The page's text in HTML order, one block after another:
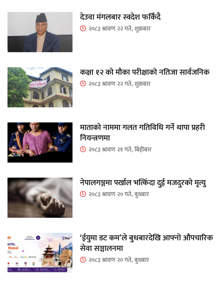
देउवा मंगलबार स्वदेश फर्किंदै
२०८३ श्रावण २२ गते, शुक्रबार
कक्षा १२ को मौका परीक्षाको नतिजा सार्वजनिक
२०८३ श्रावण २२ गते, शुक्रबार
माताकाे नाममा गलत गतिविधि गर्ने थापा प्रहरी
नियन्त्रणमा
२०८३ श्रावण २१ गते, बिहीबार
नेपालगञ्जमा पर्खाल भत्किँदा दुई मजदुरको मृत्यु
२०८३ श्रावण २० गते, बुधबार
‘ईयुमा डट कम’ले बुधबारदेखि आफ्नो औपचारिक
सेवा सञ्चालनमा
२०८३ श्रावण २० गते, बुधबार